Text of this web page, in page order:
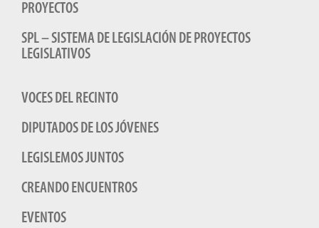
PROYECTOS
SPL – SISTEMA DE LEGISLACIÓN DE PROYECTOS
LEGISLATIVOS
VOCES DEL RECINTO
DIPUTADOS DE LOS JÓVENES
LEGISLEMOS JUNTOS
CREANDO ENCUENTROS
EVENTOS